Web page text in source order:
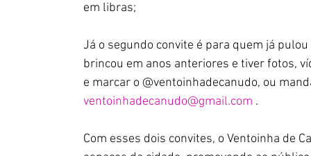
em libras;
Já o segundo convite é para quem já
brincou em anos anteriores e tiver fotos,
e marcar o @ventoinhadecanudo, ou
ventoinhadecanudo@gmail.com .
Com esses dois convites, o Ventoinha de